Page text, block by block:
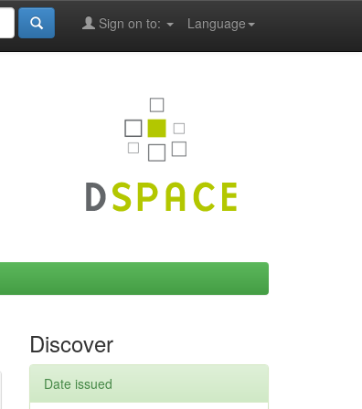
Language
Sign on to:
Discover
Date issued